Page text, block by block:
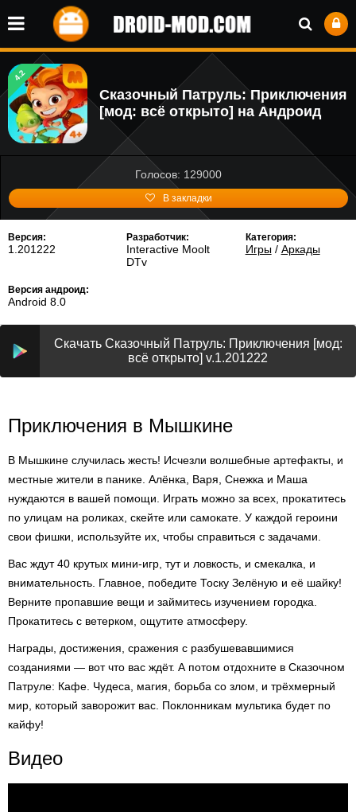
4.2
Сказочный Патруль: Приключения
[мод: всё открыто] на Андроид
Голосов: 129000
В закладки
Версия:
1.201222
Разработчик:
Interactive Moolt
DTv
Категория:
Игры/ Аркады
Версия андроид:
Android 8.0
Скачать Сказочный Патруль: Приключения [мод:
всё открыто] v.1.201222
Приключения в Мышкине
В Мышкине случилась жесть! Исчезли волшебные артефакты, и
местные жители в панике. Алёнка, Варя, Снежка и Маша
нуждаются в вашей помощи. Играть можно за всех, прокатитесь
по улицам на роликах, скейте или самокате. У каждой героини
свои фишки, используйте их, чтобы справиться с задачами.
Вас ждут 40 крутых мини-игр, тут и ловкость, и смекалка, и
внимательность. Главное, победите Тоску Зелёную и её шайку!
Верните пропавшие вещи и займитесь изучением городка.
Прокатитесь с ветерком, ощутите атмосферу.
Награды, достижения, сражения с разбушевавшимися
созданиями — вот что вас ждёт. А потом отдохните в Сказочном
Патруле: Кафе. Чудеса, магия, борьба со злом, и трёхмерный
мир, который заворожит вас. Поклонникам мультика будет по
кайфу!
Видео